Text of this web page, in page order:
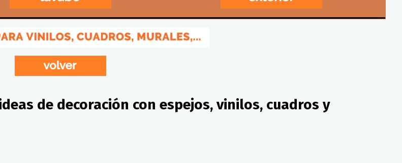
de decoración con espejos, vinilos, cuadros y